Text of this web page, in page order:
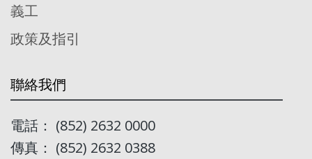
義工
政策及指引
聯絡我們
電話： (852) 2632 0000
傳真： (852) 2632 0388